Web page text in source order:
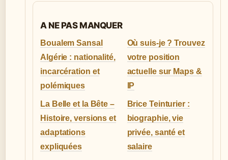
A NE PAS MANQUER
Boualem Sansal
Algérie : nationalité,
incarcération et
polémiques
Où suis-je ? Trouvez
votre position
actuelle sur Maps &
IP
La Belle et la Bête –
Histoire, versions et
adaptations
expliquées
Brice Teinturier :
biographie, vie
privée, santé et
salaire